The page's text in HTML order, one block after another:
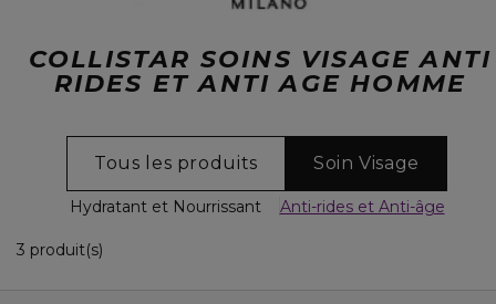
COLLISTAR SOINS VISAGE ANTI
RIDES ET ANTI AGE HOMME
Tous les produits Soin Visage
Hydratant et Nourrissant Anti-rides et Anti-âge
3 produit(s)